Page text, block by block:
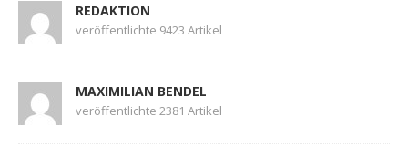
REDAKTION
veröffentlichte 9423 Artikel
MAXIMILIAN BENDEL
veröffentlichte 2381 Artikel